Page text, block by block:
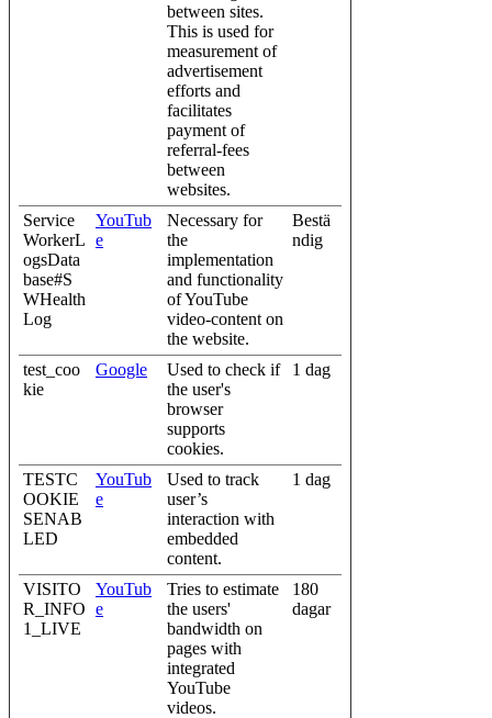
between sites.
This is used for
measurement of
advertisement
efforts and
facilitates
payment of
referral-fees
between
websites.
Service
WorkerL
ogsData
base#S
WHealth
Log
YouTub
e
Necessary for
the
implementation
and functionality
of YouTube
video-content on
the website.
Bestä
ndig
test_coo
kie
Google
Used to check if
the user's
browser
supports
cookies.
1 dag
TESTC
OOKIE
SENAB
LED
YouTub
e
Used to track
user’s
interaction with
embedded
content.
1 dag
VISITO
R_INFO
1_LIVE
YouTub
e
Tries to estimate
the users'
bandwidth on
pages with
integrated
YouTube
videos.
180
dagar